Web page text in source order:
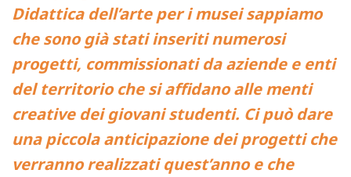
Didattica dell’arte per i musei sappiamo
che sono già stati inseriti numerosi
progetti, commissionati da aziende e enti
del territorio che si affidano alle menti
creative dei giovani studenti. Ci può dare
una piccola anticipazione dei progetti che
verranno realizzati quest’anno e che